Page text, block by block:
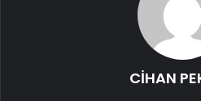
CİHAN